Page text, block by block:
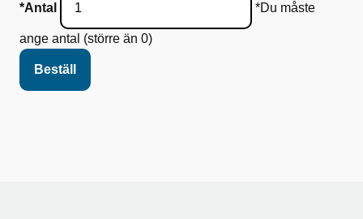
*Antal *Du måste
ange antal (större än 0)